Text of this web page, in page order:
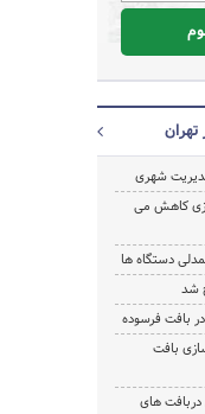
شهری
کاهش می
دستگاه ها
شد
بافت
تومانی دربافت های